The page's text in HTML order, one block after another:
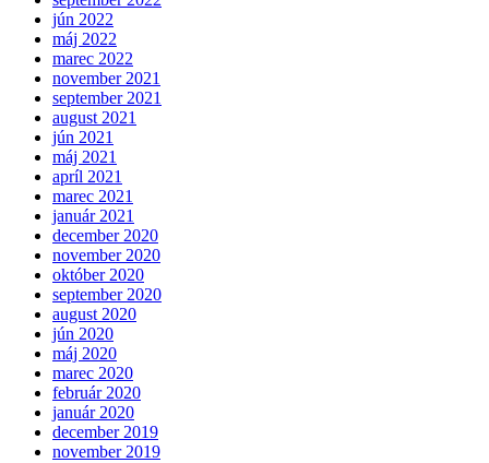
jún 2022
máj 2022
marec 2022
november 2021
september 2021
august 2021
jún 2021
máj 2021
apríl 2021
marec 2021
január 2021
december 2020
november 2020
október 2020
september 2020
august 2020
jún 2020
máj 2020
marec 2020
február 2020
január 2020
december 2019
november 2019